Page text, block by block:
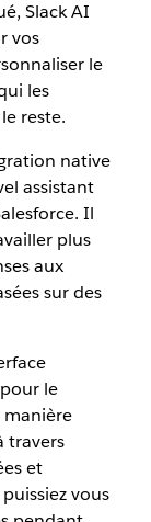
Slack AI
vos
le
les
reste.
native
assistant
Il
plus
aux
sur des
le
travers
et
vous